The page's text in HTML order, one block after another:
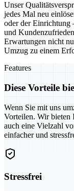
Unser
jedes Mal neu
oder der Einrichtung
und
Erwartungen nicht
Umzug zu einem
Features
Diese Vorteile
Wenn Sie mit uns
Vorteilen. Wir bieten
auch eine Vielzahl
einfacher und
Stressfrei